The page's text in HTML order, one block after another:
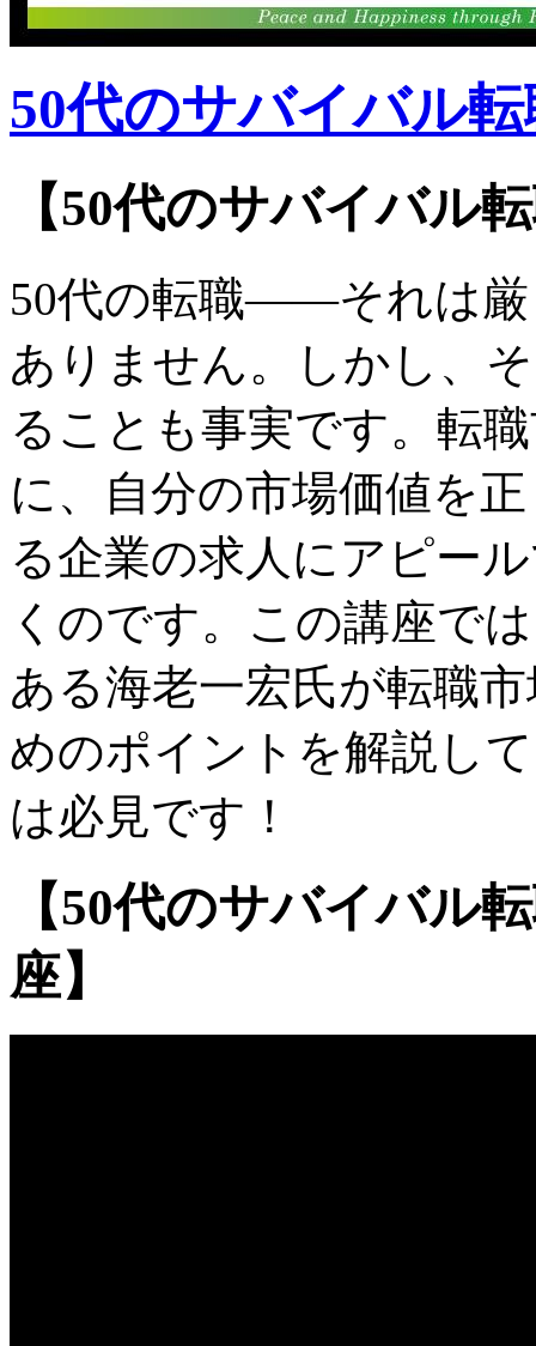
50代のサバイバル
【50代のサバイバル
50代の転職――それは厳
ありません。しかし、
ることも事実です。転
に、自分の市場価値を
る企業の求人にアピー
くのです。この講座で
ある海老一宏氏が転職
めのポイントを解説し
は必見です！
【50代のサバイバ
座】